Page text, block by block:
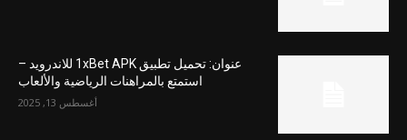
عنوان: تحميل تطبيق 1xBet APK للاندرويد –
استمتع بالمراهنات الرياضية والألعاب
أغسطس 13, 2025